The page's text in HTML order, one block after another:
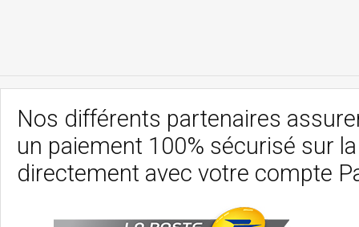
Nos différents partenaires
un paiement 100% sécurisé sur
directement avec votre compte